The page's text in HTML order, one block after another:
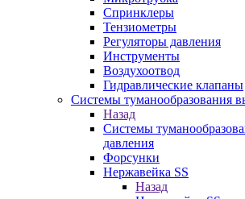
Спринклеры
Тензиометры
Регуляторы давления
Инструменты
Воздухоотвод
Гидравлические клапаны
Системы туманообразования
Назад
Системы
давления
Форсунки
Нержавейка SS
Назад